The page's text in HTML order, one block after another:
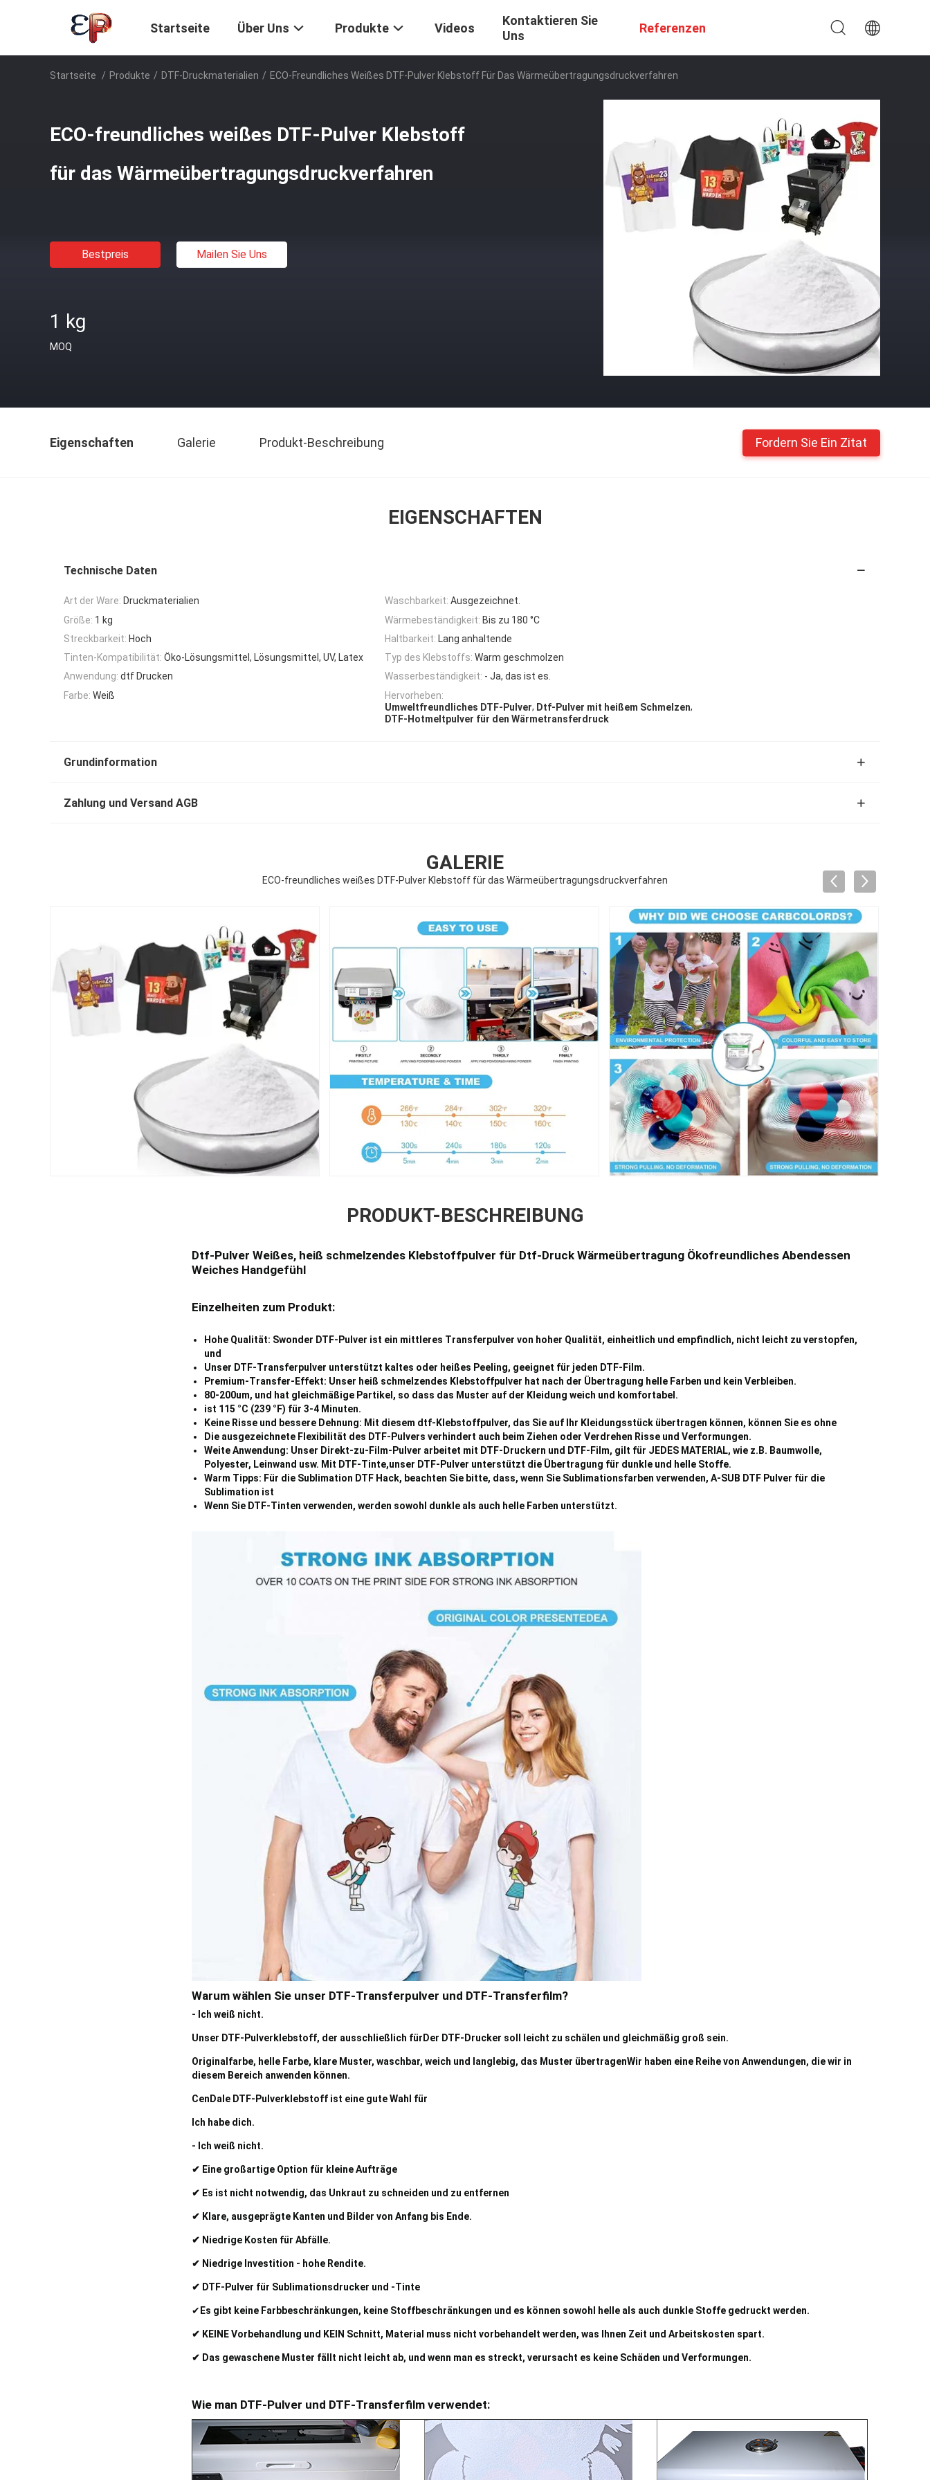
Startseite Über Uns Produkte Videos
Kontaktieren Sie
Uns
Referenzen
Startseite / Produkte / DTF-Druckmaterialien / ECO-Freundliches Weißes DTF-Pulver Klebstoff Für Das Wärmeübertragungsdruckverfahren
ECO-freundliches weißes DTF-Pulver Klebstoff
für das Wärmeübertragungsdruckverfahren
Bestpreis Mailen Sie Uns
1 kg
MOQ
Eigenschaften Galerie Produkt-Beschreibung Fordern Sie Ein Zitat
EIGENSCHAFTEN
Technische Daten
Art der Ware: Druckmaterialien Waschbarkeit: Ausgezeichnet.
Größe: 1 kg Wärmebeständigkeit: Bis zu 180 °C
Streckbarkeit: Hoch Haltbarkeit: Lang anhaltende
Tinten-Kompatibilität: Öko-Lösungsmittel, Lösungsmittel, UV, Latex Typ des Klebstoffs: Warm geschmolzen
Anwendung: dtf Drucken Wasserbeständigkeit: - Ja, das ist es.
Farbe: Weiß
Hervorheben:
Umweltfreundliches DTF-Pulver, Dtf-Pulver mit heißem Schmelzen,
DTF-Hotmeltpulver für den Wärmetransferdruck
Grundinformation
Zahlung und Versand AGB
GALERIE
ECO-freundliches weißes DTF-Pulver Klebstoff für das Wärmeübertragungsdruckverfahren
PRODUKT-BESCHREIBUNG
Dtf-Pulver Weißes, heiß schmelzendes Klebstoffpulver für Dtf-Druck Wärmeübertragung Ökofreundliches Abendessen
Weiches Handgefühl
Einzelheiten zum Produkt:
Hohe Qualität: Swonder DTF-Pulver ist ein mittleres Transferpulver von hoher Qualität, einheitlich und empfindlich, nicht leicht zu verstopfen,
und
Unser DTF-Transferpulver unterstützt kaltes oder heißes Peeling, geeignet für jeden DTF-Film.
Premium-Transfer-Effekt: Unser heiß schmelzendes Klebstoffpulver hat nach der Übertragung helle Farben und kein Verbleiben.
80-200um, und hat gleichmäßige Partikel, so dass das Muster auf der Kleidung weich und komfortabel.
ist 115 °C (239 °F) für 3-4 Minuten.
Keine Risse und bessere Dehnung: Mit diesem dtf-Klebstoffpulver, das Sie auf Ihr Kleidungsstück übertragen können, können Sie es ohne
Die ausgezeichnete Flexibilität des DTF-Pulvers verhindert auch beim Ziehen oder Verdrehen Risse und Verformungen.
Weite Anwendung: Unser Direkt-zu-Film-Pulver arbeitet mit DTF-Druckern und DTF-Film, gilt für JEDES MATERIAL, wie z.B. Baumwolle,
Polyester, Leinwand usw. Mit DTF-Tinte,unser DTF-Pulver unterstützt die Übertragung für dunkle und helle Stoffe.
Warm Tipps: Für die Sublimation DTF Hack, beachten Sie bitte, dass, wenn Sie Sublimationsfarben verwenden, A-SUB DTF Pulver für die
Sublimation ist
Wenn Sie DTF-Tinten verwenden, werden sowohl dunkle als auch helle Farben unterstützt.
Warum wählen Sie unser DTF-Transferpulver und DTF-Transferfilm?
- Ich weiß nicht.
Unser DTF-Pulverklebstoff, der ausschließlich für Der DTF-Drucker soll leicht zu schälen und gleichmäßig groß sein.
Originalfarbe, helle Farbe, klare Muster, waschbar, weich und langlebig, das Muster übertragenWir haben eine Reihe von Anwendungen, die wir in
diesem Bereich anwenden können.
CenDale DTF-Pulverklebstoff ist eine gute Wahl für
Ich habe dich.
- Ich weiß nicht.
✔ Eine großartige Option für kleine Aufträge
✔ Es ist nicht notwendig, das Unkraut zu schneiden und zu entfernen
✔ Klare, ausgeprägte Kanten und Bilder von Anfang bis Ende.
✔ Niedrige Kosten für Abfälle.
✔ Niedrige Investition - hohe Rendite.
✔ DTF-Pulver für Sublimationsdrucker und -Tinte
✔ Es gibt keine Farbbeschränkungen, keine Stoffbeschränkungen und es können sowohl helle als auch dunkle Stoffe gedruckt werden.
✔ KEINE Vorbehandlung und KEIN Schnitt, Material muss nicht vorbehandelt werden, was Ihnen Zeit und Arbeitskosten spart.
✔ Das gewaschene Muster fällt nicht leicht ab, und wenn man es streckt, verursacht es keine Schäden und Verformungen.
Wie man DTF-Pulver und DTF-Transferfilm verwendet: